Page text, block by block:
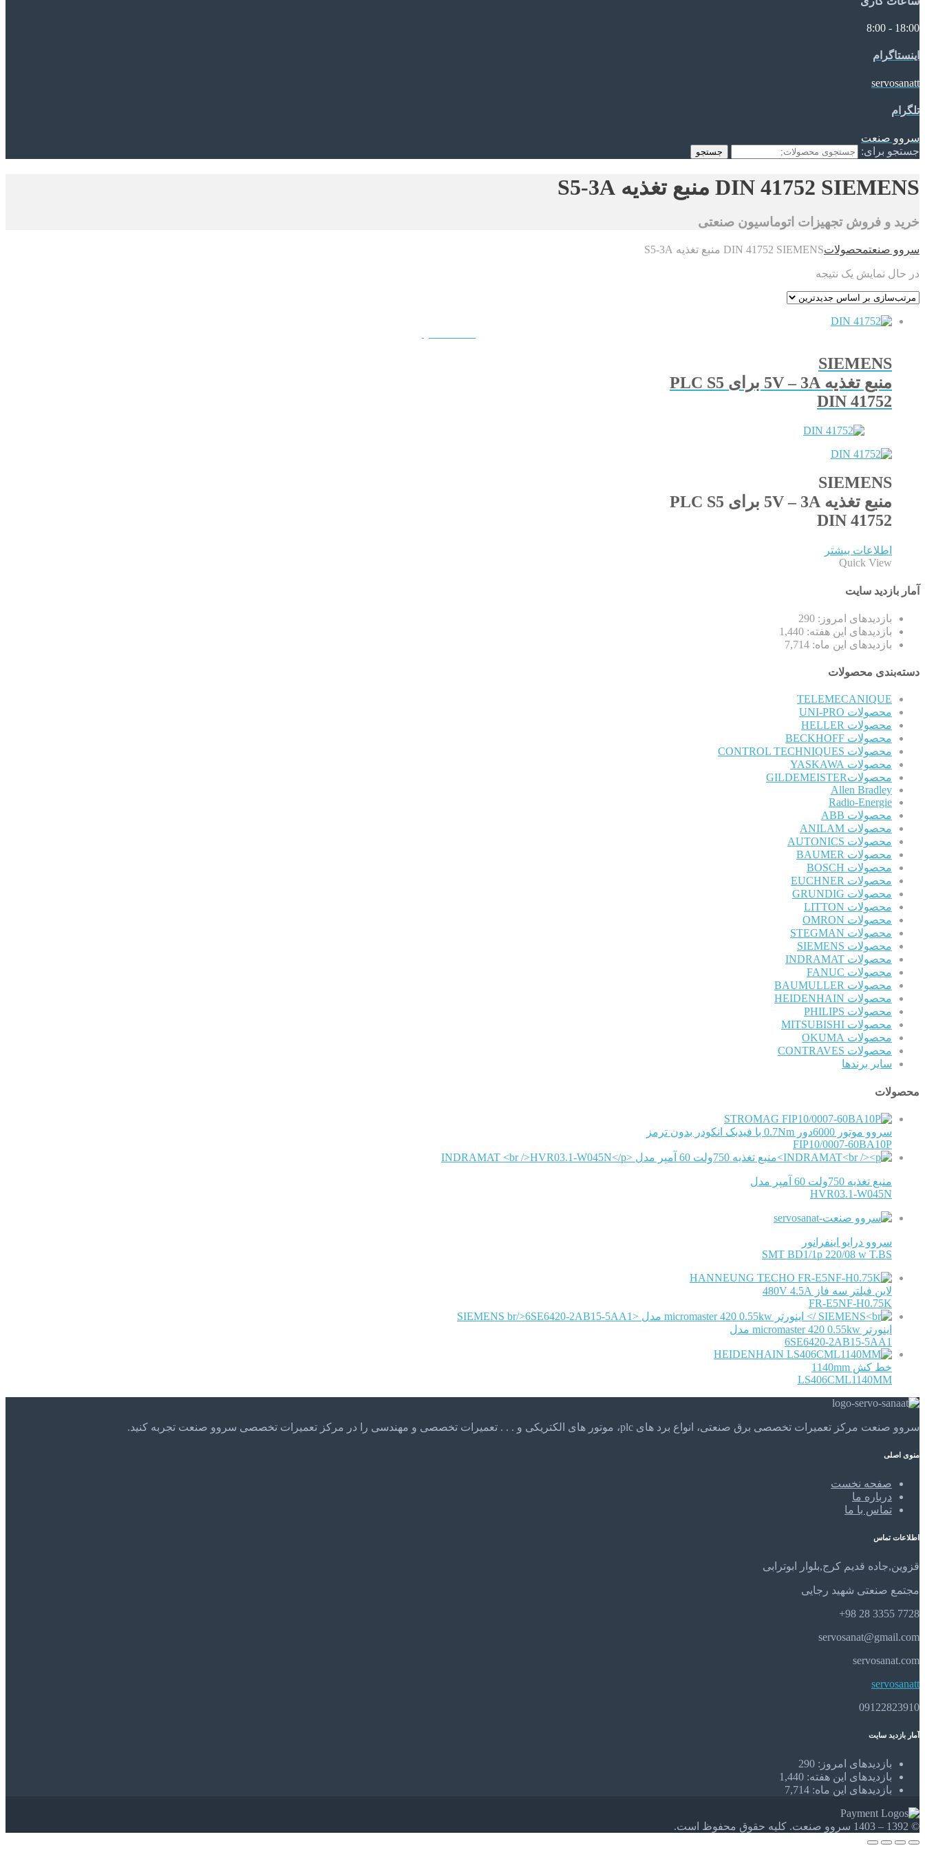
18:00 - 8:00
اینستاگرام
servosanatt
تلگرام
سروو صنعت
جستجو برای:
جستجو
DIN 41752 SIEMENS منبع تغذیه S5-3A
خرید و فروش تجهیزات اتوماسیون صنعتی
سروو صنعتمحصولاتDIN 41752 SIEMENS منبع تغذیه S5-3A
در حال نمایش یک نتیجه
SIEMENS
منبع تغذیه 5V – 3A برای PLC S5
DIN 41752
SIEMENS
منبع تغذیه 5V – 3A برای PLC S5
DIN 41752
اطلاعات بیشتر
Quick View
آمار بازدید سایت
بازدیدهای امروز: 290
بازدیدهای این هفته: 1,440
بازدیدهای این ماه: 7,714
دسته‌بندی محصولات
TELEMECANIQUE
محصولات UNI-PRO
محصولات HELLER
محصولات BECKHOFF
محصولات CONTROL TECHNIQUES
محصولات YASKAWA
محصولاتGILDEMEISTER
Allen Bradley
Radio-Energie
محصولات ABB
محصولات ANILAM
محصولات AUTONICS
محصولات BAUMER
محصولات BOSCH
محصولات EUCHNER
محصولات GRUNDIG
محصولات LITTON
محصولات OMRON
محصولات STEGMAN
محصولات SIEMENS
محصولات INDRAMAT
محصولات FANUC
محصولات BAUMULLER
محصولات HEIDENHAIN
محصولات PHILIPS
محصولات MITSUBISHI
محصولات OKUMA
محصولات CONTRAVES
سایر برندها
محصولات
STROMAG
سروو موتور 6000دور 0.7Nm با فیدبک انکودر بدون ترمز
FIP10/0007-60BA10P
INDRAMAT
منبع تغذیه 750ولت 60 آمپر مدل
HVR03.1-W045N
سروو درایو اینفرانور
SMT BD1/1p 220/08 w T.BS
HANNEUNG TECHO
لاین فیلتر سه فاز 480V 4.5A
FR-E5NF-H0.75K
SIEMENS
اینورتر micromaster 420 0.55kw مدل
6SE6420-2AB15-5AA1
HEIDENHAIN
خط کش 1140mm
LS406CML1140MM
سروو صنعت مرکز تعمیرات تخصصی برق صنعتی، انواع برد های plc، موتور های الکتریکی و . . . تعمیرات تخصصی و مهندسی را در مرکز تعمیرات تخصصی سروو صنعت تجربه کنید.
منوی اصلی
صفحه نخست
درباره ما
تماس با ما
اطلاعات تماس
قزوین,جاده قدیم کرج,بلوار ابوترابی
مجتمع صنعتی شهید رجایی
7728 3355 28 98+
servosanat@gmail.com
servosanat.com
servosanatt
09122823910
آمار بازدید سایت
بازدیدهای امروز: 290
بازدیدهای این هفته: 1,440
بازدیدهای این ماه: 7,714
© 1392 – 1403 سروو صنعت. کلیه حقوق محفوظ است.